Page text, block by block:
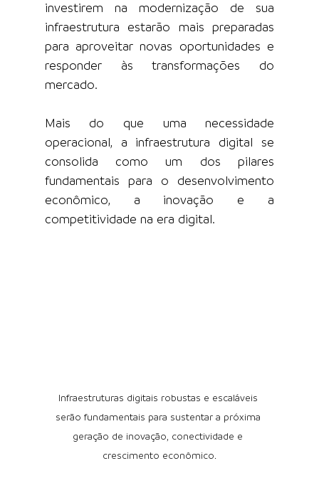
investirem na modernização de sua
infraestrutura estarão mais preparadas
para aproveitar novas oportunidades e
responder às transformações do
mercado.
Mais do que uma necessidade
operacional, a infraestrutura digital se
consolida como um dos pilares
fundamentais para o desenvolvimento
econômico, a inovação e a
competitividade na era digital.
Infraestruturas digitais robustas e escaláveis
serão fundamentais para sustentar a próxima
geração de inovação, conectividade e
crescimento econômico.